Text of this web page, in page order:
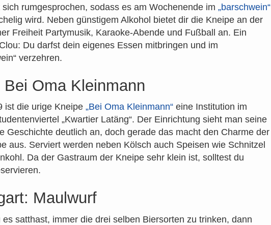
sich rumgesprochen, sodass es am Wochenende im „barschwein“
wird. Neben günstigem Alkohol bietet dir die Kneipe an der
Freiheit Partymusik, Karaoke-Abende und Fußball an. Ein
Du darfst dein eigenes Essen mitbringen und im
verzehren.
Bei Oma Kleinmann
ist die urige Kneipe „Bei Oma Kleinmann“eine Institution im
„Kwartier Latäng“. Der Einrichtung sieht man seine
Geschichte deutlich an, doch gerade das macht den Charme der
aus. Serviert werden neben Kölsch auch Speisen wie Schnitzel
Da der Gastraum der Kneipe sehr klein ist, solltest du
Maulwurf
es satthast, immer die drei selben Biersorten zu trinken, dann